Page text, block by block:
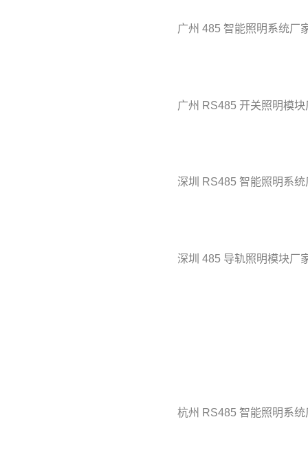
广州 485 智能照明系统厂
广州 RS485 开关照明模块
深圳 RS485 智能照明系统
深圳 485 导轨照明模块厂
杭州 RS485 智能照明系统